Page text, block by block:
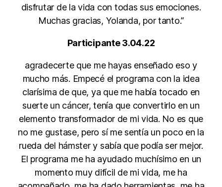
disfrutar de la vida con todas sus emociones.
Muchas gracias, Yolanda, por tanto.”
Participante 3.04.22
agradecerte que me hayas enseñado eso y
mucho más. Empecé el programa con la idea
clarísima de que, ya que me había tocado en
suerte un cáncer, tenía que convertirlo en un
elemento transformador de mi vida. No es que
no me gustase, pero sí me sentía un poco en la
rueda del hámster y sabía que podía ser mejor.
El programa me ha ayudado muchísimo en un
momento muy difícil de mi vida, me ha